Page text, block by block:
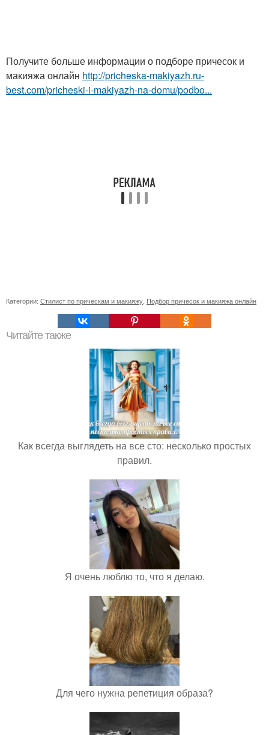
Получите больше информации о подборе причесок и
макияжа онлайн http://pricheska-makiyazh.ru-
best.com/pricheski-i-makiyazh-na-domu/podbo...
Категории: Стилист по прическам и макияжу Подбор причесок и макияжа онлайн
Читайте также
Как всегда выглядеть на все сто: несколько простых
правил.
Я очень люблю то, что я делаю.
Для чего нужна репетиция образа?